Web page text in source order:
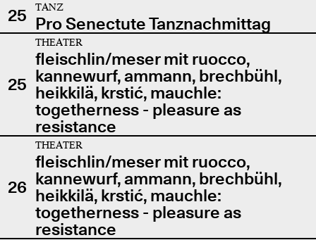
25
TANZ
Pro Senectute Tanznachmittag
25
THEATER
fleischlin/meser mit ruocco,
kannewurf, ammann, brechbühl,
heikkilä, krstić, mauchle:
togetherness - pleasure as
resistance
26
THEATER
fleischlin/meser mit ruocco,
kannewurf, ammann, brechbühl,
heikkilä, krstić, mauchle:
togetherness - pleasure as
resistance